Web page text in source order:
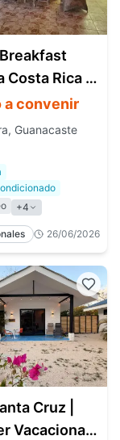
Costa Rica |
View Hotel
a convenir
Guanacaste
+4
26/06/2026
Cruz |
Vacacional